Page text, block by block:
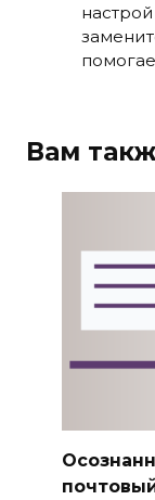
Вам